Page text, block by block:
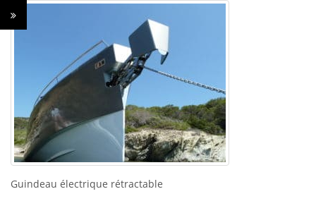
Guindeau électrique rétractable